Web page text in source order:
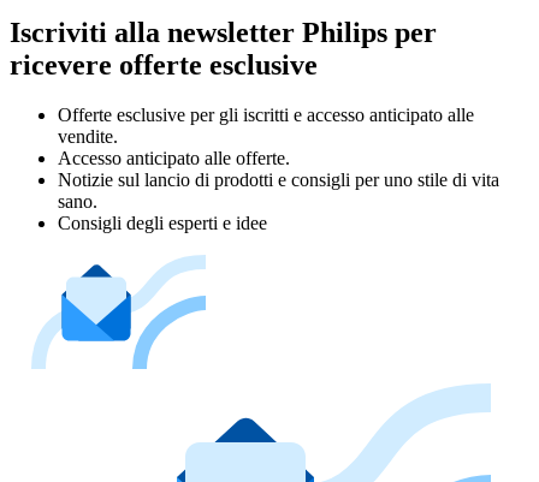
Iscriviti alla newsletter Philips per
ricevere offerte esclusive
Offerte esclusive per gli iscritti e accesso anticipato alle
vendite.
Accesso anticipato alle offerte.
Notizie sul lancio di prodotti e consigli per uno stile di vita
sano.
Consigli degli esperti e idee